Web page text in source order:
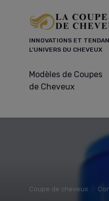
INNOVATIONS ET
L'UNIVERS DU CHEVEUX
Modèles de Coupes
de Cheveux
Coupe de cheveux